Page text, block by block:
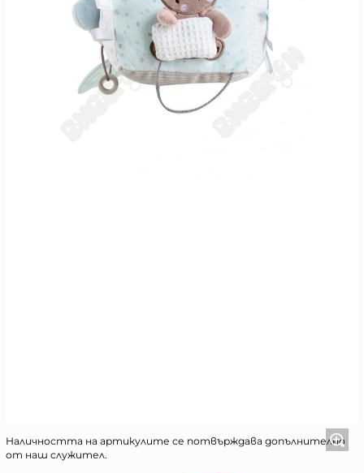
Наличността на артикулите се потвърждава допълнително
от наш служител.